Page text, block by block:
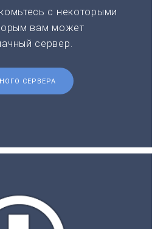
с некоторыми
вам может
сервер.
СЕРВЕРА